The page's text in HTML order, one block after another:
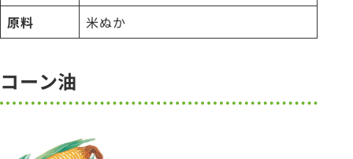
原料
米ぬか
コーン油